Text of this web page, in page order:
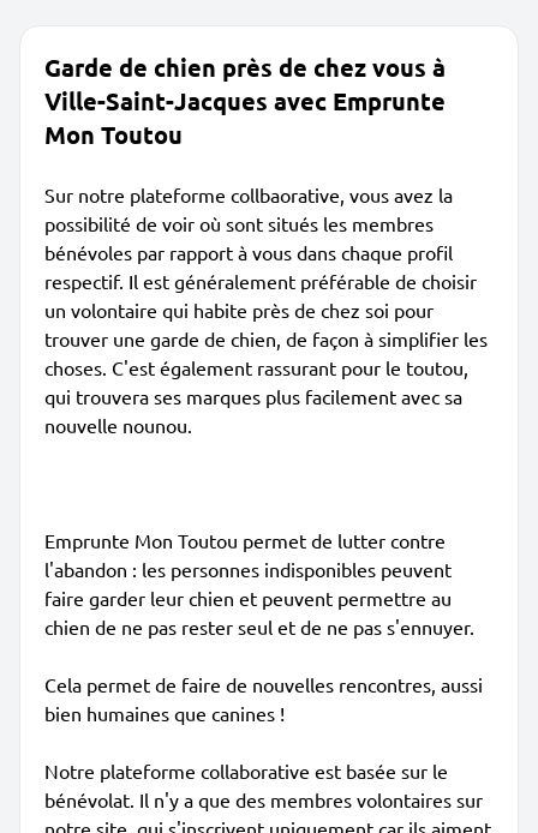
Garde de chien près de chez vous à
Ville-Saint-Jacques avec Emprunte
Mon Toutou
Sur notre plateforme collbaorative, vous avez la
possibilité de voir où sont situés les membres
bénévoles par rapport à vous dans chaque profil
respectif. Il est généralement préférable de choisir
un volontaire qui habite près de chez soi pour
trouver une garde de chien, de façon à simplifier les
choses. C'est également rassurant pour le toutou,
qui trouvera ses marques plus facilement avec sa
nouvelle nounou.
Emprunte Mon Toutou permet de lutter contre
l'abandon : les personnes indisponibles peuvent
faire garder leur chien et peuvent permettre au
chien de ne pas rester seul et de ne pas s'ennuyer.
Cela permet de faire de nouvelles rencontres, aussi
bien humaines que canines !
Notre plateforme collaborative est basée sur le
bénévolat. Il n'y a que des membres volontaires sur
notre site, qui s'inscrivent uniquement car ils aiment